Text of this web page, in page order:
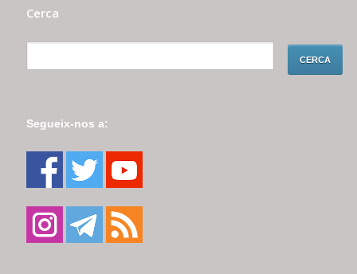
Cerca
Segueix-nos a: